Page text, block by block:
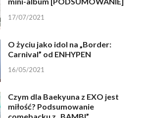
17/07/2021
O życiu jako idol na „Border:
Carnival” od ENHYPEN
16/05/2021
Czym dla Baekyuna z EXO jest
miłość? Podsumowanie
comebacku z „BAMBI”